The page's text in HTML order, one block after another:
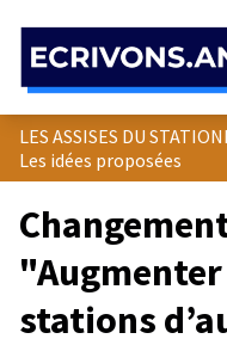
LES ASSISES DU
Les idées proposées
stations